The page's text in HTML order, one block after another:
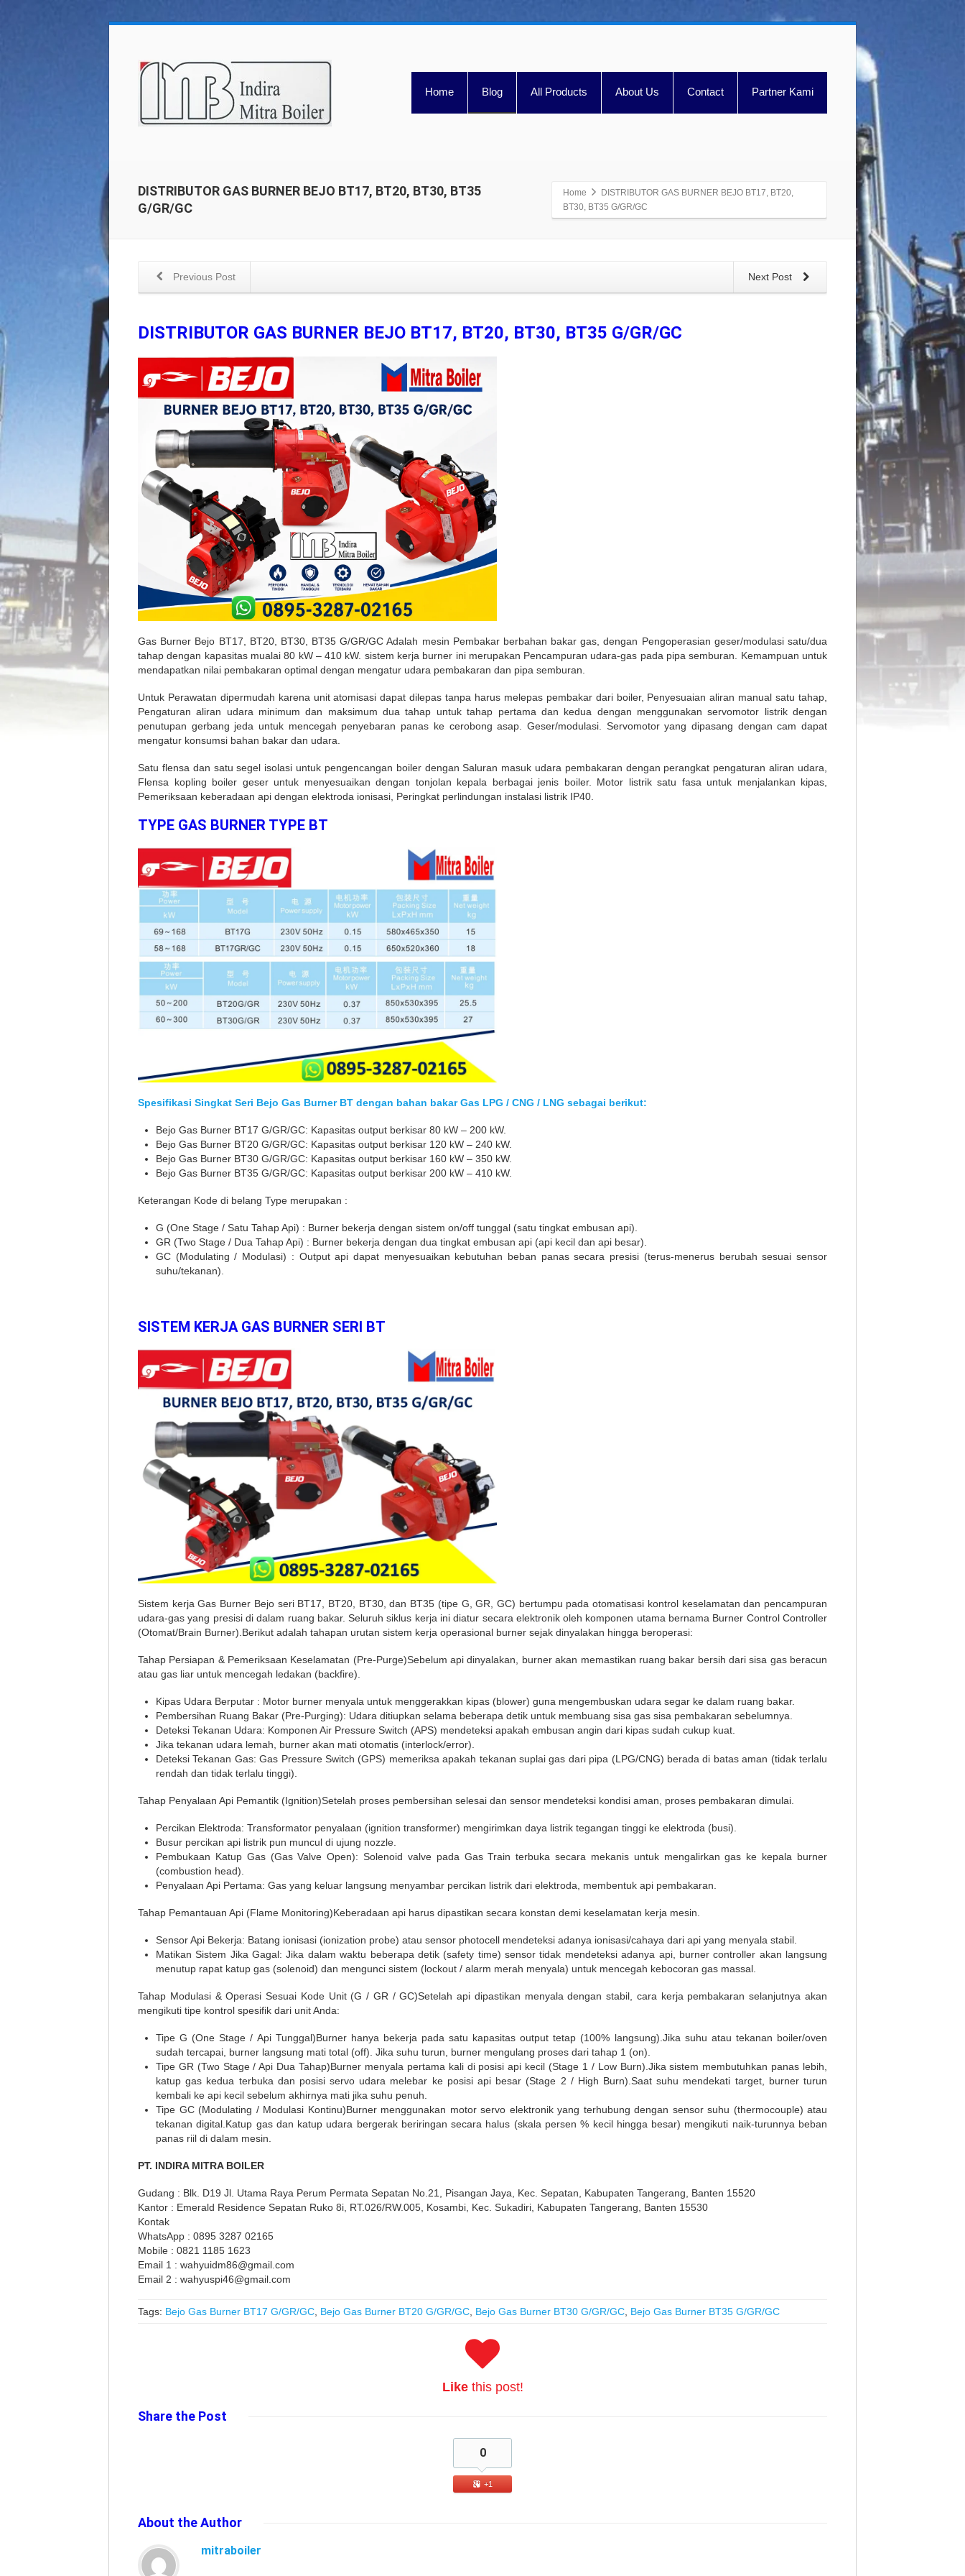
Home Blog All Products About Us Contact Partner Kami
DISTRIBUTOR GAS BURNER BEJO BT17, BT20, BT30, BT35
G/GR/GC
Home
DISTRIBUTOR GAS BURNER BEJO BT17, BT20,
BT30, BT35 G/GR/GC
Next Post
Previous Post
DISTRIBUTOR GAS BURNER BEJO BT17, BT20, BT30, BT35 G/GR/GC
Gas Burner Bejo BT17, BT20, BT30, BT35 G/GR/GC Adalah mesin Pembakar berbahan bakar gas, dengan Pengoperasian geser/modulasi satu/dua
tahap dengan kapasitas mualai 80 kW – 410 kW. sistem kerja burner ini merupakan Pencampuran udara-gas pada pipa semburan. Kemampuan untuk
mendapatkan nilai pembakaran optimal dengan mengatur udara pembakaran dan pipa semburan.
Untuk Perawatan dipermudah karena unit atomisasi dapat dilepas tanpa harus melepas pembakar dari boiler, Penyesuaian aliran manual satu tahap,
Pengaturan aliran udara minimum dan maksimum dua tahap untuk tahap pertama dan kedua dengan menggunakan servomotor listrik dengan
penutupan gerbang jeda untuk mencegah penyebaran panas ke cerobong asap. Geser/modulasi. Servomotor yang dipasang dengan cam dapat
mengatur konsumsi bahan bakar dan udara.
Satu flensa dan satu segel isolasi untuk pengencangan boiler dengan Saluran masuk udara pembakaran dengan perangkat pengaturan aliran udara,
Flensa kopling boiler geser untuk menyesuaikan dengan tonjolan kepala berbagai jenis boiler. Motor listrik satu fasa untuk menjalankan kipas,
Pemeriksaan keberadaan api dengan elektroda ionisasi, Peringkat perlindungan instalasi listrik IP40.
TYPE GAS BURNER TYPE BT
Spesifikasi Singkat Seri Bejo Gas Burner BT dengan bahan bakar Gas LPG / CNG / LNG sebagai berikut:
Bejo Gas Burner BT17 G/GR/GC: Kapasitas output berkisar 80 kW – 200 kW.
Bejo Gas Burner BT20 G/GR/GC: Kapasitas output berkisar 120 kW – 240 kW.
Bejo Gas Burner BT30 G/GR/GC: Kapasitas output berkisar 160 kW – 350 kW.
Bejo Gas Burner BT35 G/GR/GC: Kapasitas output berkisar 200 kW – 410 kW.
Keterangan Kode di belang Type merupakan :
G (One Stage / Satu Tahap Api) : Burner bekerja dengan sistem on/off tunggal (satu tingkat embusan api).
GR (Two Stage / Dua Tahap Api) : Burner bekerja dengan dua tingkat embusan api (api kecil dan api besar).
GC (Modulating / Modulasi) : Output api dapat menyesuaikan kebutuhan beban panas secara presisi (terus-menerus berubah sesuai sensor
suhu/tekanan).
SISTEM KERJA GAS BURNER SERI BT
Sistem kerja Gas Burner Bejo seri BT17, BT20, BT30, dan BT35 (tipe G, GR, GC) bertumpu pada otomatisasi kontrol keselamatan dan pencampuran
udara-gas yang presisi di dalam ruang bakar. Seluruh siklus kerja ini diatur secara elektronik oleh komponen utama bernama Burner Control Controller
(Otomat/Brain Burner).Berikut adalah tahapan urutan sistem kerja operasional burner sejak dinyalakan hingga beroperasi:
Tahap Persiapan & Pemeriksaan Keselamatan (Pre-Purge)Sebelum api dinyalakan, burner akan memastikan ruang bakar bersih dari sisa gas beracun
atau gas liar untuk mencegah ledakan (backfire).
Kipas Udara Berputar : Motor burner menyala untuk menggerakkan kipas (blower) guna mengembuskan udara segar ke dalam ruang bakar.
Pembersihan Ruang Bakar (Pre-Purging): Udara ditiupkan selama beberapa detik untuk membuang sisa gas sisa pembakaran sebelumnya.
Deteksi Tekanan Udara: Komponen Air Pressure Switch (APS) mendeteksi apakah embusan angin dari kipas sudah cukup kuat.
Jika tekanan udara lemah, burner akan mati otomatis (interlock/error).
Deteksi Tekanan Gas: Gas Pressure Switch (GPS) memeriksa apakah tekanan suplai gas dari pipa (LPG/CNG) berada di batas aman (tidak terlalu
rendah dan tidak terlalu tinggi).
Tahap Penyalaan Api Pemantik (Ignition)Setelah proses pembersihan selesai dan sensor mendeteksi kondisi aman, proses pembakaran dimulai.
Percikan Elektroda: Transformator penyalaan (ignition transformer) mengirimkan daya listrik tegangan tinggi ke elektroda (busi).
Busur percikan api listrik pun muncul di ujung nozzle.
Pembukaan Katup Gas (Gas Valve Open): Solenoid valve pada Gas Train terbuka secara mekanis untuk mengalirkan gas ke kepala burner
(combustion head).
Penyalaan Api Pertama: Gas yang keluar langsung menyambar percikan listrik dari elektroda, membentuk api pembakaran.
Tahap Pemantauan Api (Flame Monitoring)Keberadaan api harus dipastikan secara konstan demi keselamatan kerja mesin.
Sensor Api Bekerja: Batang ionisasi (ionization probe) atau sensor photocell mendeteksi adanya ionisasi/cahaya dari api yang menyala stabil.
Matikan Sistem Jika Gagal: Jika dalam waktu beberapa detik (safety time) sensor tidak mendeteksi adanya api, burner controller akan langsung
menutup rapat katup gas (solenoid) dan mengunci sistem (lockout / alarm merah menyala) untuk mencegah kebocoran gas massal.
Tahap Modulasi & Operasi Sesuai Kode Unit (G / GR / GC)Setelah api dipastikan menyala dengan stabil, cara kerja pembakaran selanjutnya akan
mengikuti tipe kontrol spesifik dari unit Anda:
Tipe G (One Stage / Api Tunggal)Burner hanya bekerja pada satu kapasitas output tetap (100% langsung).Jika suhu atau tekanan boiler/oven
sudah tercapai, burner langsung mati total (off). Jika suhu turun, burner mengulang proses dari tahap 1 (on).
Tipe GR (Two Stage / Api Dua Tahap)Burner menyala pertama kali di posisi api kecil (Stage 1 / Low Burn).Jika sistem membutuhkan panas lebih,
katup gas kedua terbuka dan posisi servo udara melebar ke posisi api besar (Stage 2 / High Burn).Saat suhu mendekati target, burner turun
kembali ke api kecil sebelum akhirnya mati jika suhu penuh.
Tipe GC (Modulating / Modulasi Kontinu)Burner menggunakan motor servo elektronik yang terhubung dengan sensor suhu (thermocouple) atau
tekanan digital.Katup gas dan katup udara bergerak beriringan secara halus (skala persen % kecil hingga besar) mengikuti naik-turunnya beban
panas riil di dalam mesin.
PT. INDIRA MITRA BOILER
Gudang : Blk. D19 Jl. Utama Raya Perum Permata Sepatan No.21, Pisangan Jaya, Kec. Sepatan, Kabupaten Tangerang, Banten 15520
Kantor : Emerald Residence Sepatan Ruko 8i, RT.026/RW.005, Kosambi, Kec. Sukadiri, Kabupaten Tangerang, Banten 15530
Kontak
WhatsApp : 0895 3287 02165
Mobile : 0821 1185 1623
Email 1 : wahyuidm86@gmail.com
Email 2 : wahyuspi46@gmail.com
Tags: Bejo Gas Burner BT17 G/GR/GC Bejo Gas Burner BT20 G/GR/GC Bejo Gas Burner BT30 G/GR/GC Bejo Gas Burner BT35 G/GR/GC
Likethis post!
Share the Post
0
+1
About the Author
mitraboiler